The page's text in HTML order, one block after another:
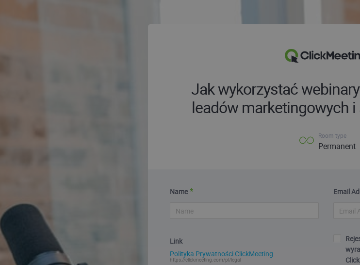
Jak wykorzystać
leadów marketingowych
Room type
Permanent
Name Email
Link
Polityka Prywatności ClickMeeting
https://clickmeeting.com/pl/legal